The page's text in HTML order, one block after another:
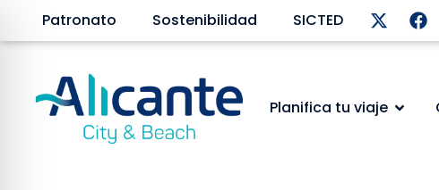
Patronato Sostenibilidad SICTED
Planifica tu viaje